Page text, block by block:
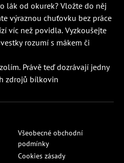
lák od okurek? Vložte do něj
výraznou chuťovku bez práce
víc než povidla. Vyzkoušejte
rozumí s mákem či
Právě teď dozrávají jedny
zdrojů bílkovin
Všeobecné obchodní
podmínky
Cookies zásady